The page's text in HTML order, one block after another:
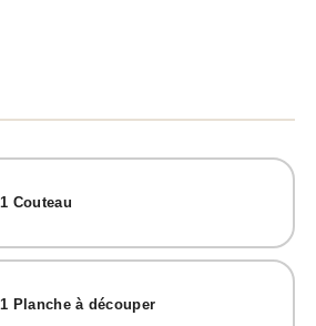
1 Couteau
1 Planche à découper